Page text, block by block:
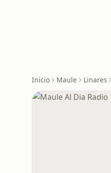
Inicio Maule Linares